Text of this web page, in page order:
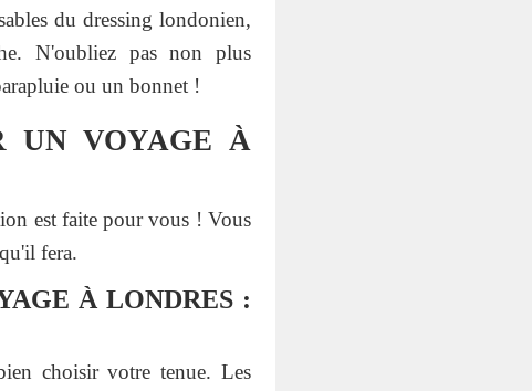
du dressing londonien,
N'oubliez pas non plus
ou un bonnet !
UN VOYAGE À
est faite pour vous ! Vous
fera.
À LONDRES :
choisir votre tenue. Les